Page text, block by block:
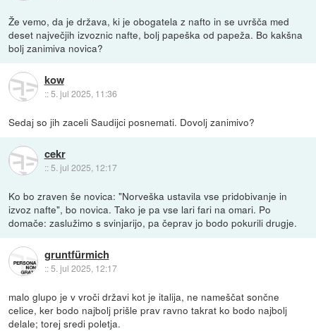
Že vemo, da je država, ki je obogatela z nafto in se uvršča med
deset največjih izvoznic nafte, bolj papeška od papeža. Bo kakšna
bolj zanimiva novica?
kow
::5. jul 2025, 11:36
Sedaj so jih zaceli Saudijci posnemati. Dovolj zanimivo?
cekr
:: 5. jul 2025, 12:17
Ko bo zraven še novica: "Norveška ustavila vse pridobivanje in
izvoz nafte", bo novica. Tako je pa vse lari fari na omari. Po
domače: zaslužimo s svinjarijo, pa čeprav jo bodo pokurili drugje.
gruntfürmich
::5. jul 2025, 12:17
malo glupo je v vroči državi kot je italija, ne nameščat sončne
celice, ker bodo najbolj prišle prav ravno takrat ko bodo najbolj
delale; torej sredi poletja.